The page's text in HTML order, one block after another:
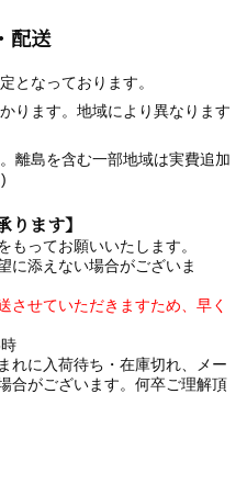
配送
となっております。
ります。地域により異なります
離島を含む一部地域は実費追加
ります】
もってお願いいたします。
に添えない場合がございま
せていただきますため、早く
れに入荷待ち・在庫切れ、メー
合がございます。何卒ご理解頂